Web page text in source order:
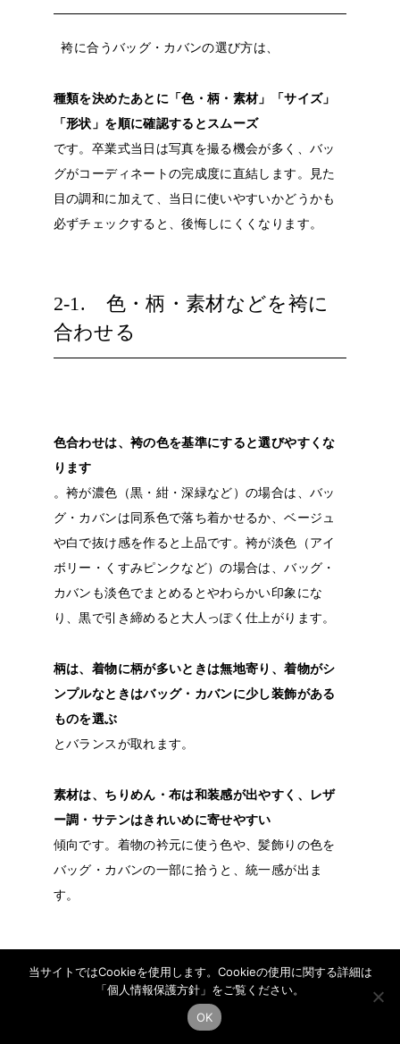
袴に合うバッグ・カバンの選び方は、
種類を決めたあとに「色・柄・素材」「サイズ」
「形状」を順に確認するとスムーズ
です。卒業式当日は写真を撮る機会が多く、バッ
グがコーディネートの完成度に直結します。見た
目の調和に加えて、当日に使いやすいかどうかも
必ずチェックすると、後悔しにくくなります。
2-1. 色・柄・素材などを袴に
合わせる
色合わせは、袴の色を基準にすると選びやすくな
ります
。袴が濃色（黒・紺・深緑など）の場合は、バッ
グ・カバンは同系色で落ち着かせるか、ベージュ
や白で抜け感を作ると上品です。袴が淡色（アイ
ボリー・くすみピンクなど）の場合は、バッグ・
カバンも淡色でまとめるとやわらかい印象にな
り、黒で引き締めると大人っぽく仕上がります。
柄は、着物に柄が多いときは無地寄り、着物がシ
ンプルなときはバッグ・カバンに少し装飾がある
ものを選ぶ
とバランスが取れます。
素材は、ちりめん・布は和装感が出やすく、レザ
ー調・サテンはきれいめに寄せやすい
傾向です。着物の衿元に使う色や、髪飾りの色を
バッグ・カバンの一部に拾うと、統一感が出ま
す。
2-2. 小さめのサイズを選ぶ
袴は上半身に比べて下半身の面積が広く、バッ
当サイトではCookieを使用します。Cookieの使用に関する詳細は
「個人情報保護方針 」をご覧ください。
OK